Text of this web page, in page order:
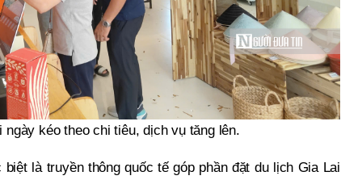
ngày kéo theo chi tiêu, dịch vụ tăng lên.
là truyền thông quốc tế góp phần đặt du lịch Gia Lai